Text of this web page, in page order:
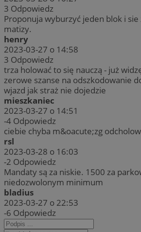
3 Odpowiedz
Proponuja wyburzyć jeden blok i
matizy.
henry
2023-03-27 o 14:58
3 Odpowiedz
trza holować to się nauczą - już
zerowe szanse na odszkodowanie
wjazd jak straż nie dojedzie
mieszkaniec
2023-03-27 o 14:51
-4 Odpowiedz
ciebie chyba m&oacute;zg
rsl
2023-03-28 o 16:03
-2 Odpowiedz
Mandaty są za niskie. 1500 za
niedozwolonym minimum
bladius
2023-03-27 o 22:53
-6 Odpowiedz